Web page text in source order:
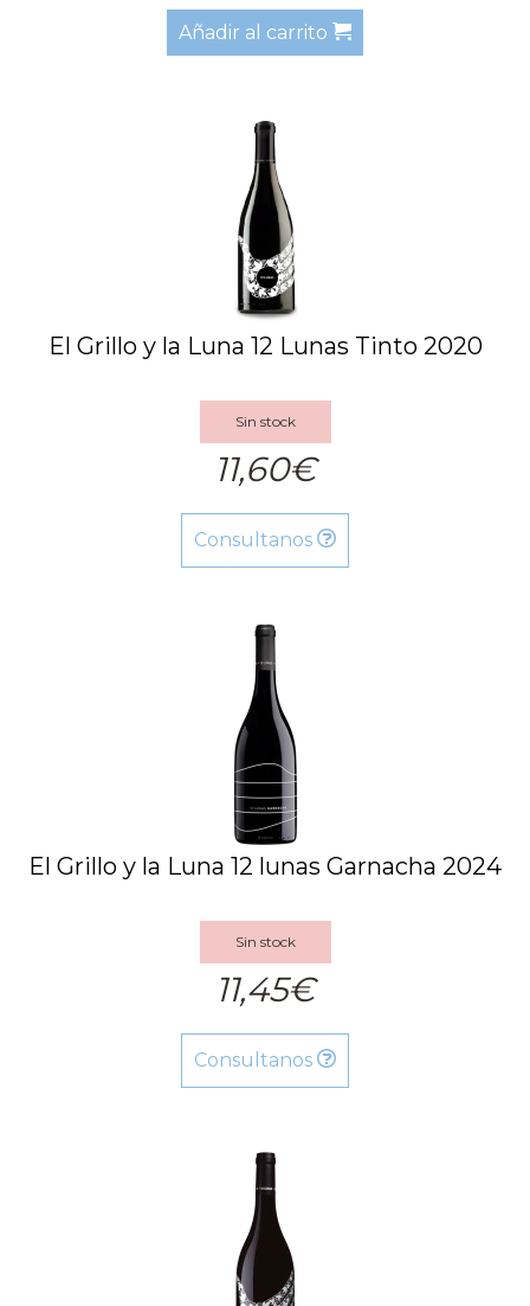
Añadir al carrito
El Grillo y la Luna 12 Lunas Tinto 2020
Sin stock
11,60€
Consultanos
El Grillo y la Luna 12 lunas Garnacha 2024
Sin stock
11,45€
Consultanos